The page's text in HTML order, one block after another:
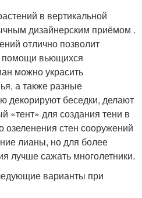
в вертикальной
дизайнерским приёмом .
отлично позволит
помощи вьющихся
можно украсить
а также разные
декорируют беседки, делают
«тент» для создания тени в
озеленения стен сооружений
лианы, но для более
лучше сажать многолетники.
варианты при